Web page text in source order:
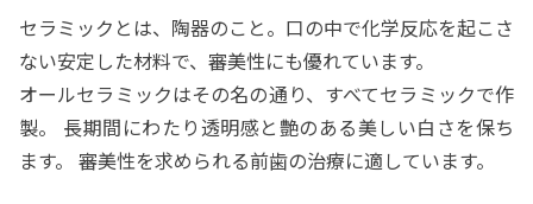
セラミックとは、陶器のこと。口の中で化学反応を起こさ
ない安定した材料で、審美性にも優れています。
オールセラミックはその名の通り、すべてセラミックで作
製。 長期間にわたり透明感と艶のある美しい白さを保ち
ます。 審美性を求められる前歯の治療に適しています。